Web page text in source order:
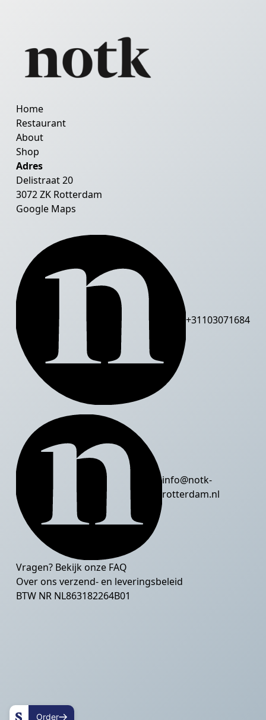
Home
Restaurant
About
Shop
Adres
Delistraat 20
3072 ZK Rotterdam
Google Maps
+31103071684
info@notk-
rotterdam.nl
Vragen? Bekijk onze FAQ
Over ons verzend- en leveringsbeleid
BTW NR NL863182264B01
Order